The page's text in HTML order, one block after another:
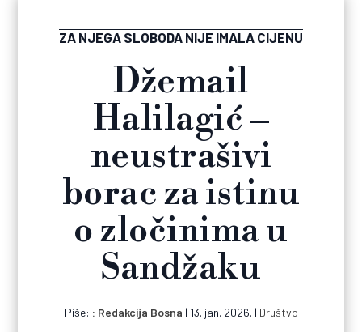
ZA NJEGA SLOBODA NIJE IMALA CIJENU
Džemail
Halilagić –
neustrašivi
borac za istinu
o zločinima u
Sandžaku
Piše: Redakcija Bosna | 13. jan. 2026. | Društvo